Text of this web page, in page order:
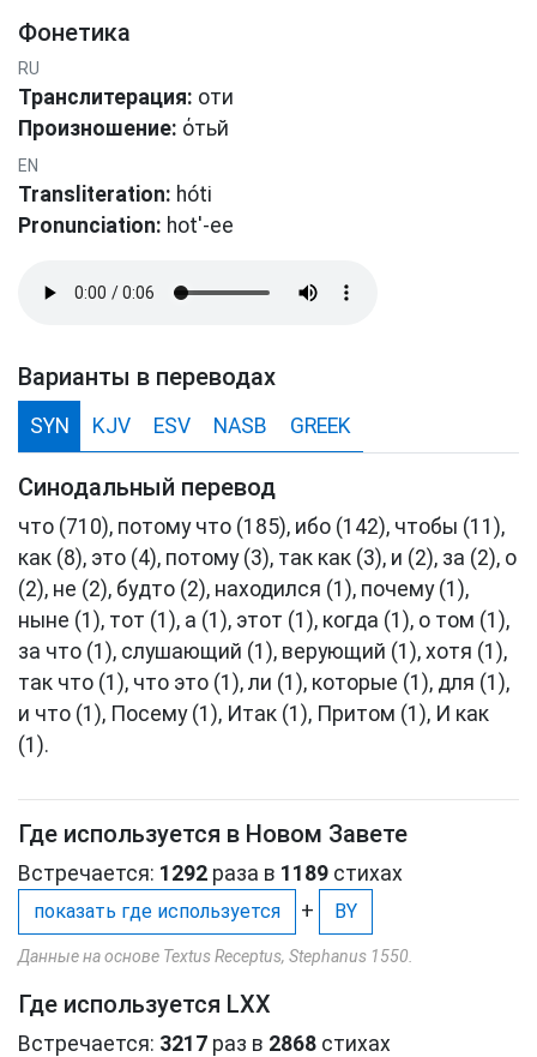
Фонетика
RU
Транслитерация: оти
Произношение: όтьй
EN
Transliteration: hóti
Pronunciation: hot'-ee
Варианты в переводах
SYN KJV ESV NASB GREEK
Синодальный перевод
что (710), потому что (185), ибо (142), чтобы (11),
как (8), это (4), потому (3), так как (3), и (2), за (2), о
(2), не (2), будто (2), находился (1), почему (1),
ныне (1), тот (1), а (1), этот (1), когда (1), о том (1),
за что (1), слушающий (1), верующий (1), хотя (1),
так что (1), что это (1), ли (1), которые (1), для (1),
и что (1), Посему (1), Итак (1), Притом (1), И как
(1).
Где используется в Новом Завете
Встречается: 1292 раза в 1189 стихах
показать где используется + BY
Данные на основе Textus Receptus, Stephanus 1550.
Где используется LXX
Встречается: 3217 раз в 2868 стихах